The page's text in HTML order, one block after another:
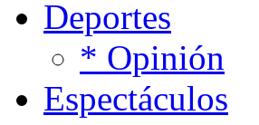
Deportes
* Opinión
Espectáculos